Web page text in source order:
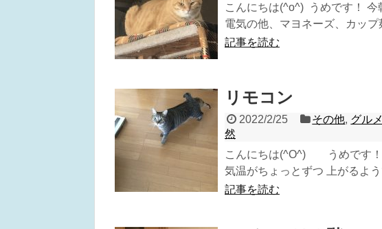
こんにちは(^o^) うめです！ 今
電気の他、マヨネーズ、カップ
記事を読む
リモコン
2022/2/25 その他, グルメ
然
こんにちは(^O^) うめです！
気温がちょっとずつ 上がるよ
記事を読む